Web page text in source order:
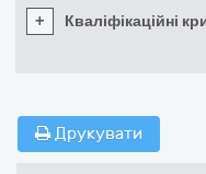
+ Кваліфікаційні
Друкувати